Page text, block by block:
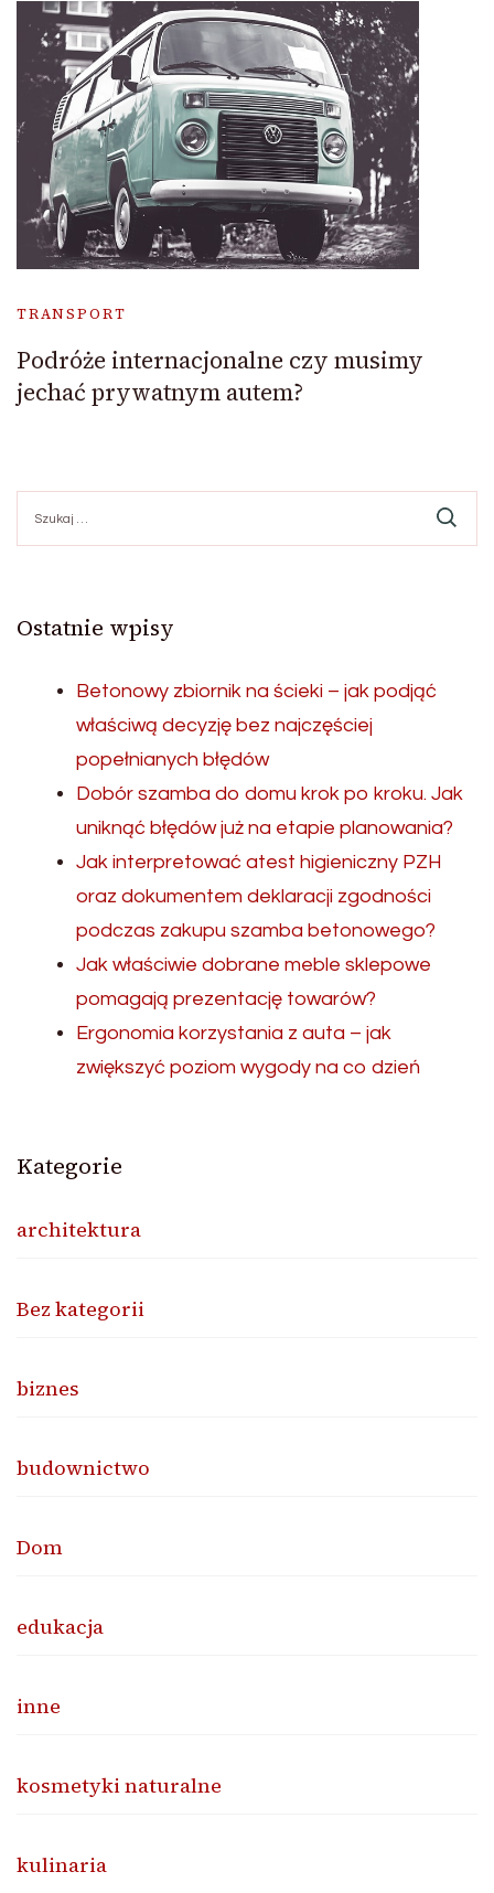
TRANSPORT
Podróże internacjonalne czy musimy
jechać prywatnym autem?
Ostatnie wpisy
Betonowy zbiornik na ścieki – jak podjąć
właściwą decyzję bez najczęściej
popełnianych błędów
Dobór szamba do domu krok po kroku. Jak
uniknąć błędów już na etapie planowania?
Jak interpretować atest higieniczny PZH
oraz dokumentem deklaracji zgodności
podczas zakupu szamba betonowego?
Jak właściwie dobrane meble sklepowe
pomagają prezentację towarów?
Ergonomia korzystania z auta – jak
zwiększyć poziom wygody na co dzień
Kategorie
architektura
Bez kategorii
biznes
budownictwo
Dom
edukacja
inne
kosmetyki naturalne
kulinaria